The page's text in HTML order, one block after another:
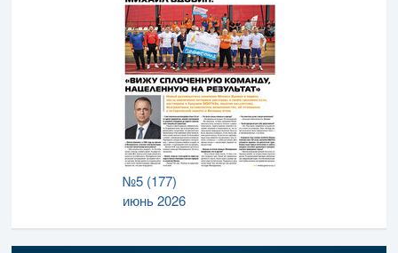
№5 (177)
июнь 2026